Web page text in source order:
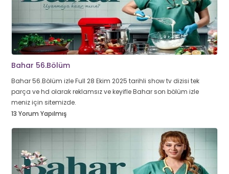
Bahar 56.Bölüm
Bahar 56.Bölüm izle Full 28 Ekim 2025 tarihli show tv dizisi tek
parça ve hd olarak reklamsız ve keyifle Bahar son bölüm izle
meniz için sitemizde.
13 Yorum Yapılmış